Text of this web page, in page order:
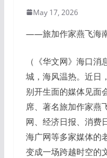
May 17, 2026
——旅加作家燕飞海
（《华文网》海口
城，海风温热。近日
别开生面的媒体见面
席、著名旅加作家燕
网、经济日报、消费
海广网等多家媒体的
变成一场跨越时空的